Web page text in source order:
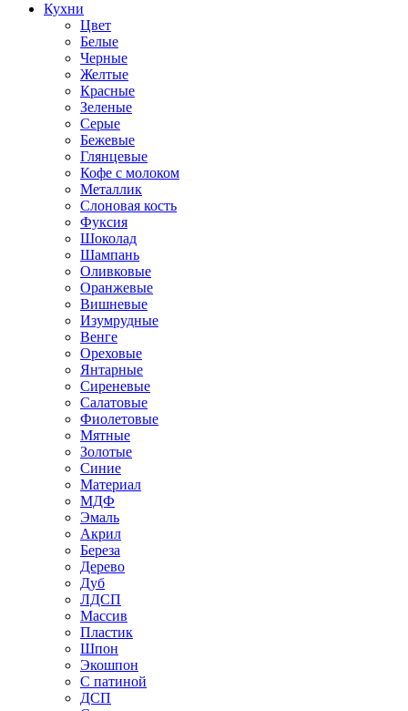
Кухни
Цвет
Белые
Черные
Желтые
Красные
Зеленые
Серые
Бежевые
Глянцевые
Кофе с молоком
Металлик
Слоновая кость
Фуксия
Шоколад
Шампань
Оливковые
Оранжевые
Вишневые
Изумрудные
Венге
Ореховые
Янтарные
Сиреневые
Салатовые
Фиолетовые
Мятные
Золотые
Синие
Материал
МДФ
Эмаль
Акрил
Береза
Дерево
Дуб
ЛДСП
Массив
Пластик
Шпон
Экошпон
С патиной
ДСП